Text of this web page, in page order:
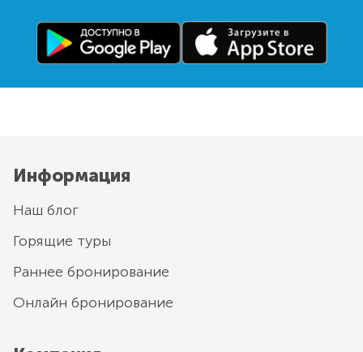
Информация
Наш блог
Горящие туры
Раннее бронирование
Онлайн бронирование